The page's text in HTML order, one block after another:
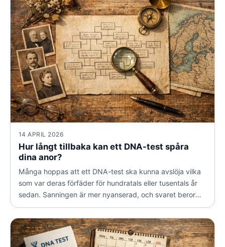
14 APRIL 2026
Hur långt tillbaka kan ett DNA-test spåra
dina anor?
Många hoppas att ett DNA-test ska kunna avslöja vilka
som var deras förfäder för hundratals eller tusentals år
sedan. Sanningen är mer nyanserad, och svaret beror
helt på vilken typ av test du gör. Här går vi igenom hur
djupt in i historien olika DNA-tester faktiskt kan blicka.](